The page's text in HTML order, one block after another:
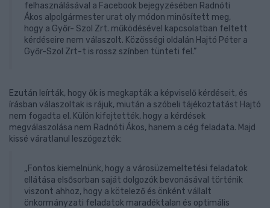
felhasználásával a Facebook bejegyzésében Radnóti
Ákos alpolgármester urat oly módon minősített meg,
hogy a Győr- Szol Zrt. működésével kapcsolatban feltett
kérdéseire nem válaszolt. Közösségi oldalán Hajtó Péter a
Győr-Szol Zrt-t is rossz színben tünteti fel.”
Ezután leírták, hogy ők is megkapták a képviselő kérdéseit, és
írásban válaszoltak is rájuk, miután a szóbeli tájékoztatást Hajtó
nem fogadta el. Külön kifejtették, hogy a kérdések
megválaszolása nem Radnóti Ákos, hanem a cég feladata. Majd
kissé váratlanul leszögezték:
„Fontos kiemelnünk, hogy a városüzemeltetési feladatok
ellátása elsősorban saját dolgozók bevonásával történik
viszont ahhoz, hogy a kötelező és önként vállalt
önkormányzati feladatok maradéktalan és optimális